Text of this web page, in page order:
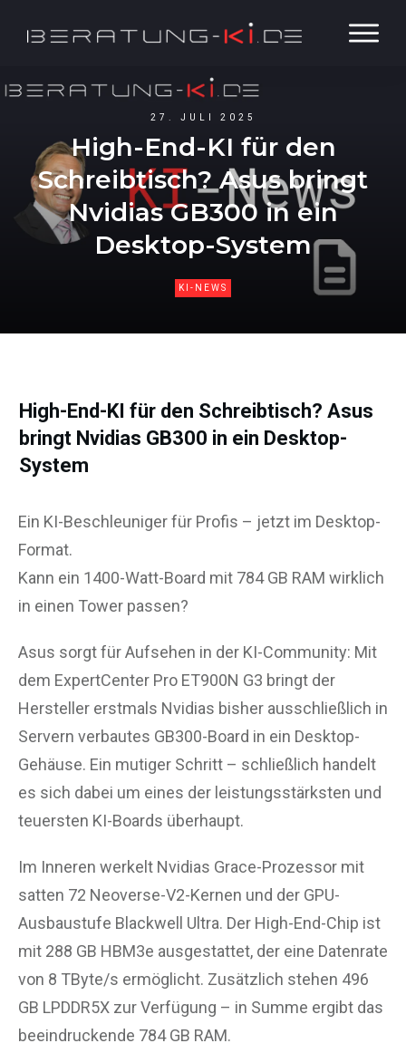
27. JULI 2025
High-End-KI für den
Schreibtisch? Asus bringt
Nvidias GB300 in ein
Desktop-System
KI-NEWS
High-End-KI für den Schreibtisch? Asus
bringt Nvidias GB300 in ein Desktop-
System
Ein KI-Beschleuniger für Profis – jetzt im Desktop-
Format.
Kann ein 1400-Watt-Board mit 784 GB RAM wirklich
in einen Tower passen?
Asus sorgt für Aufsehen in der KI-Community: Mit
dem ExpertCenter Pro ET900N G3 bringt der
Hersteller erstmals Nvidias bisher ausschließlich in
Servern verbautes GB300-Board in ein Desktop-
Gehäuse. Ein mutiger Schritt – schließlich handelt
es sich dabei um eines der leistungsstärksten und
teuersten KI-Boards überhaupt.
Im Inneren werkelt Nvidias Grace-Prozessor mit
satten 72 Neoverse-V2-Kernen und der GPU-
Ausbaustufe Blackwell Ultra. Der High-End-Chip ist
mit 288 GB HBM3e ausgestattet, der eine Datenrate
von 8 TByte/s ermöglicht. Zusätzlich stehen 496
GB LPDDR5X zur Verfügung – in Summe ergibt das
beeindruckende 784 GB RAM.